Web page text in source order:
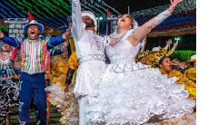
de Janeiro e casou-se com
O Barão de Maruim
à atividade agrícola, que
reserva financeira. João
a Igreja Matriz de Nosso